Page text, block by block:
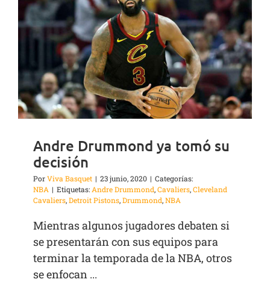
Andre Drummond ya tomó su
decisión
PorViva Basquet | 23 junio, 2020 | Categorías:
NBA | Etiquetas: Andre Drummond,Cavaliers,Cleveland
Cavaliers,Detroit Pistons,Drummond,NBA
Mientras algunos jugadores debaten si
se presentarán con sus equipos para
terminar la temporada de la NBA, otros
se enfocan ...